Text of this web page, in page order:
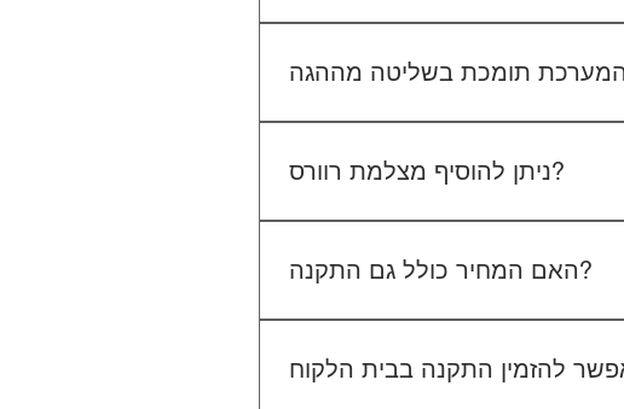
אלינו לפני ההתקנה.
ניתן להוסיף מצלמת רוורס?
האם המחיר כולל גם התקנה?